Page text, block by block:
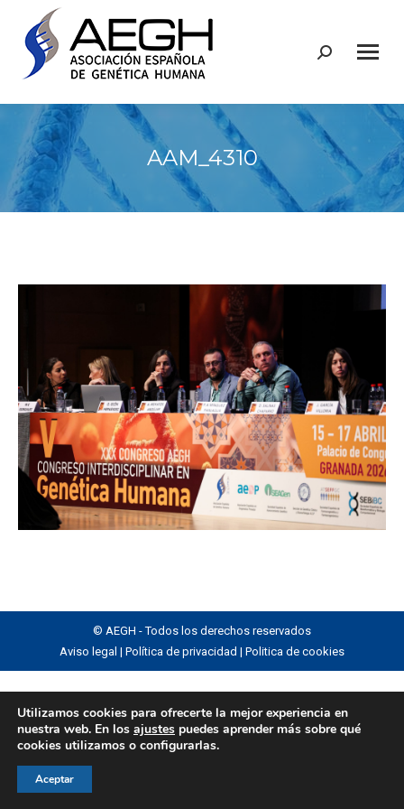
Buscar:
AAM_4310
© AEGH - Todos los derechos reservados
Aviso legal | Política de privacidad | Politica de cookies
Utilizamos cookies para ofrecerte la mejor experiencia en
nuestra web. En los ajustes puedes aprender más sobre qué
cookies utilizamos o configurarlas.
Aceptar